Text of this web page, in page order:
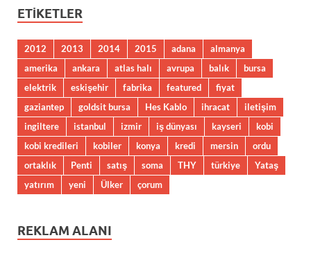
ETIKETLER
2012 2013 2014 2015 adana
almanya
amerika
ankara atlas halı avrupa balık
bursa
elektrik
eskişehir fabrika featured
fiyat
gaziantep
goldsit bursa Hes Kablo ihracat
iletişim
ingiltere
istanbul izmir iş dünyası kayseri
kobi
kobi kredileri
kobiler konya kredi mersin
ordu
ortaklık
Penti satış soma THY türkiye
Yataş
yatırım
yeni Ülker çorum
REKLAM ALANI